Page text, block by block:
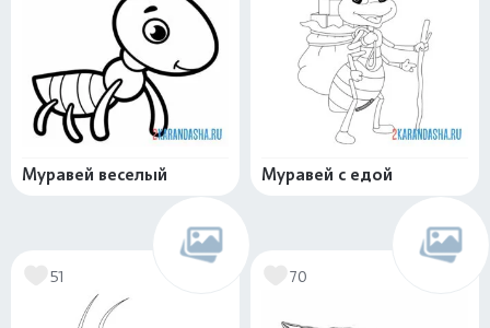
Муравей веселый Муравей с едой
51 70